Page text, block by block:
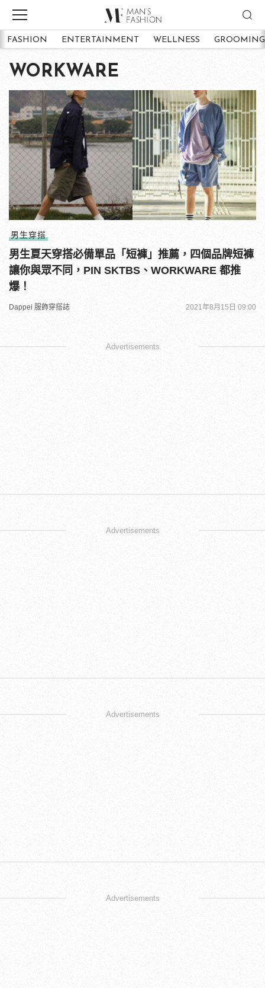
FASHION ENTERTAINMENT WELLNESS GROOMING
WORKWARE
男生穿搭
男生夏天穿搭必備單品「短褲」推薦，四個品牌短褲
讓你與眾不同，PIN SKTBS、WORKWARE 都推
爆！
Dappei 服飾穿搭誌 2021年8月15日 09:00
Advertisements
Advertisements
Advertisements
Advertisements